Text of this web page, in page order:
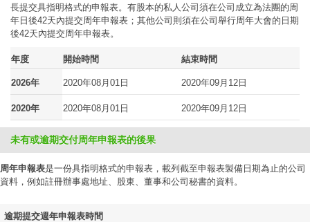
長提交具指明格式的申報表。有股本的私人公司須在公司成立為法團的周
年日後42天內提交周年申報表；其他公司則須在公司舉行周年大會的日期
後42天內提交周年申報表。
年度 開始時間 結束時間
2026年 2020年08月01日 2020年09月12日
2020年 2020年08月01日 2020年09月12日
未有或逾期交付周年申報表的後果
周年申報表是一份具指明格式的申報表，載列截至申報表製備日期為止的公司
資料，例如註冊辦事處地址、股東、董事和公司秘書的資料。
逾期提交週年申報表時間